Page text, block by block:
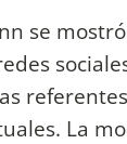
se
La